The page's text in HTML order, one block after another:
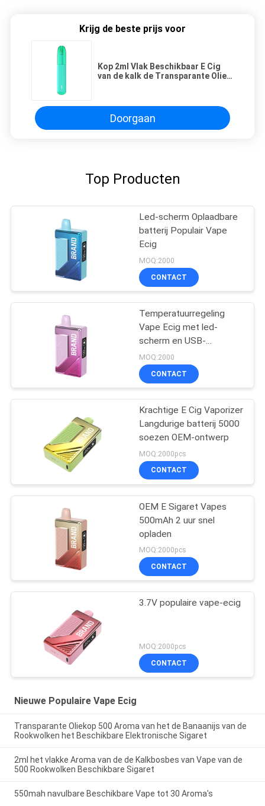
Krijg de beste prijs voor
Kop 2ml Vlak Beschikbaar E Cig
van de kalk de Transparante Olie
Doorgaan
Top Producten
Led-scherm Oplaadbare
batterij Populair Vape
Ecig
MOQ:2000
CONTACT
Temperatuurregeling
Vape Ecig met led-
scherm en USB-
oplaadpoort
MOQ:2000
CONTACT
Krachtige E Cig Vaporizer
Langdurige batterij 5000
soezen OEM-ontwerp
MOQ:2000pcs
CONTACT
OEM E Sigaret Vapes
500mAh 2 uur snel
opladen
MOQ:2000pcs
CONTACT
3.7V populaire vape-ecig
MOQ:2000pcs
CONTACT
Nieuwe Populaire Vape Ecig
Transparante Oliekop 500 Aroma van het de Banaanijs van de
Rookwolken het Beschikbare Elektronische Sigaret
2ml het vlakke Aroma van de de Kalkbosbes van Vape van de
500 Rookwolken Beschikbare Sigaret
550mah navulbare Beschikbare Vape tot 30 Aroma's